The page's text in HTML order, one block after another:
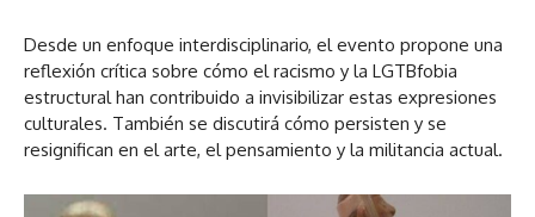
Desde un enfoque interdisciplinario, el evento propone una
reflexión crítica sobre cómo el racismo y la LGTBfobia
estructural han contribuido a invisibilizar estas expresiones
culturales. También se discutirá cómo persisten y se
resignifican en el arte, el pensamiento y la militancia actual.